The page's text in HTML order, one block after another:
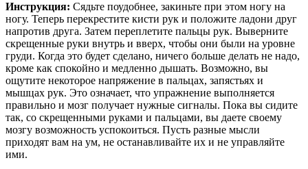
Инструкция: Сядьте поудобнее, закиньте при этом ногу на
ногу. Теперь перекрестите кисти рук и положите ладони друг
напротив друга. Затем переплетите пальцы рук. Выверните
скрещенные руки внутрь и вверх, чтобы они были на уровне
груди. Когда это будет сделано, ничего больше делать не надо,
кроме как спокойно и медленно дышать. Возможно, вы
ощутите некоторое напряжение в пальцах, запястьях и
мышцах рук. Это означает, что упражнение выполняется
правильно и мозг получает нужные сигналы. Пока вы сидите
так, со скрещенными руками и пальцами, вы даете своему
мозгу возможность успокоиться. Пусть разные мысли
приходят вам на ум, не останавливайте их и не управляйте
ими.